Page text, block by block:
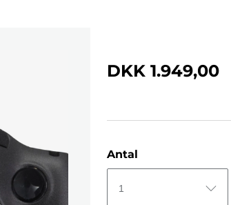
DKK 1.949,00
Antal
1